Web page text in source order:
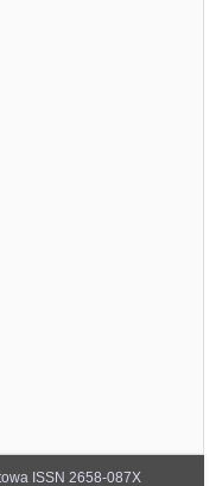
ISSN 2658-087X